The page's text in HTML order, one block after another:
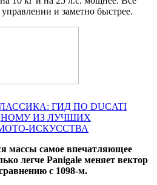
и заметно быстрее.
ГИД ПО DUCATI
ИЗ ЛУЧШИХ
ИСКУССТВА
массы самое впечатляющее
легче Panigale меняет вектор
с 1098-м.